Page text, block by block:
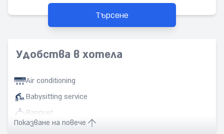
Търсене
Удобства в хотела
Air conditioning
Babysitting service
Banquet
Bars
Показване на повече